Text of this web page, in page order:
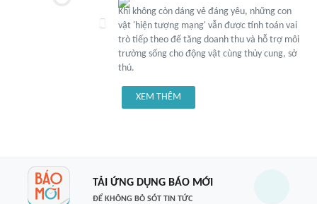
Khi không còn dáng vẻ đáng yêu, những con
vật 'hiện tượng mạng' vẫn được tính toán vai
trò tiếp theo để tăng doanh thu và hỗ trợ môi
trường sống cho động vật cùng thủy cung, sở
thú.
XEM THÊM
TẢI ỨNG DỤNG BÁO MỚI
ĐỂ KHÔNG BỎ SÓT TIN TỨC